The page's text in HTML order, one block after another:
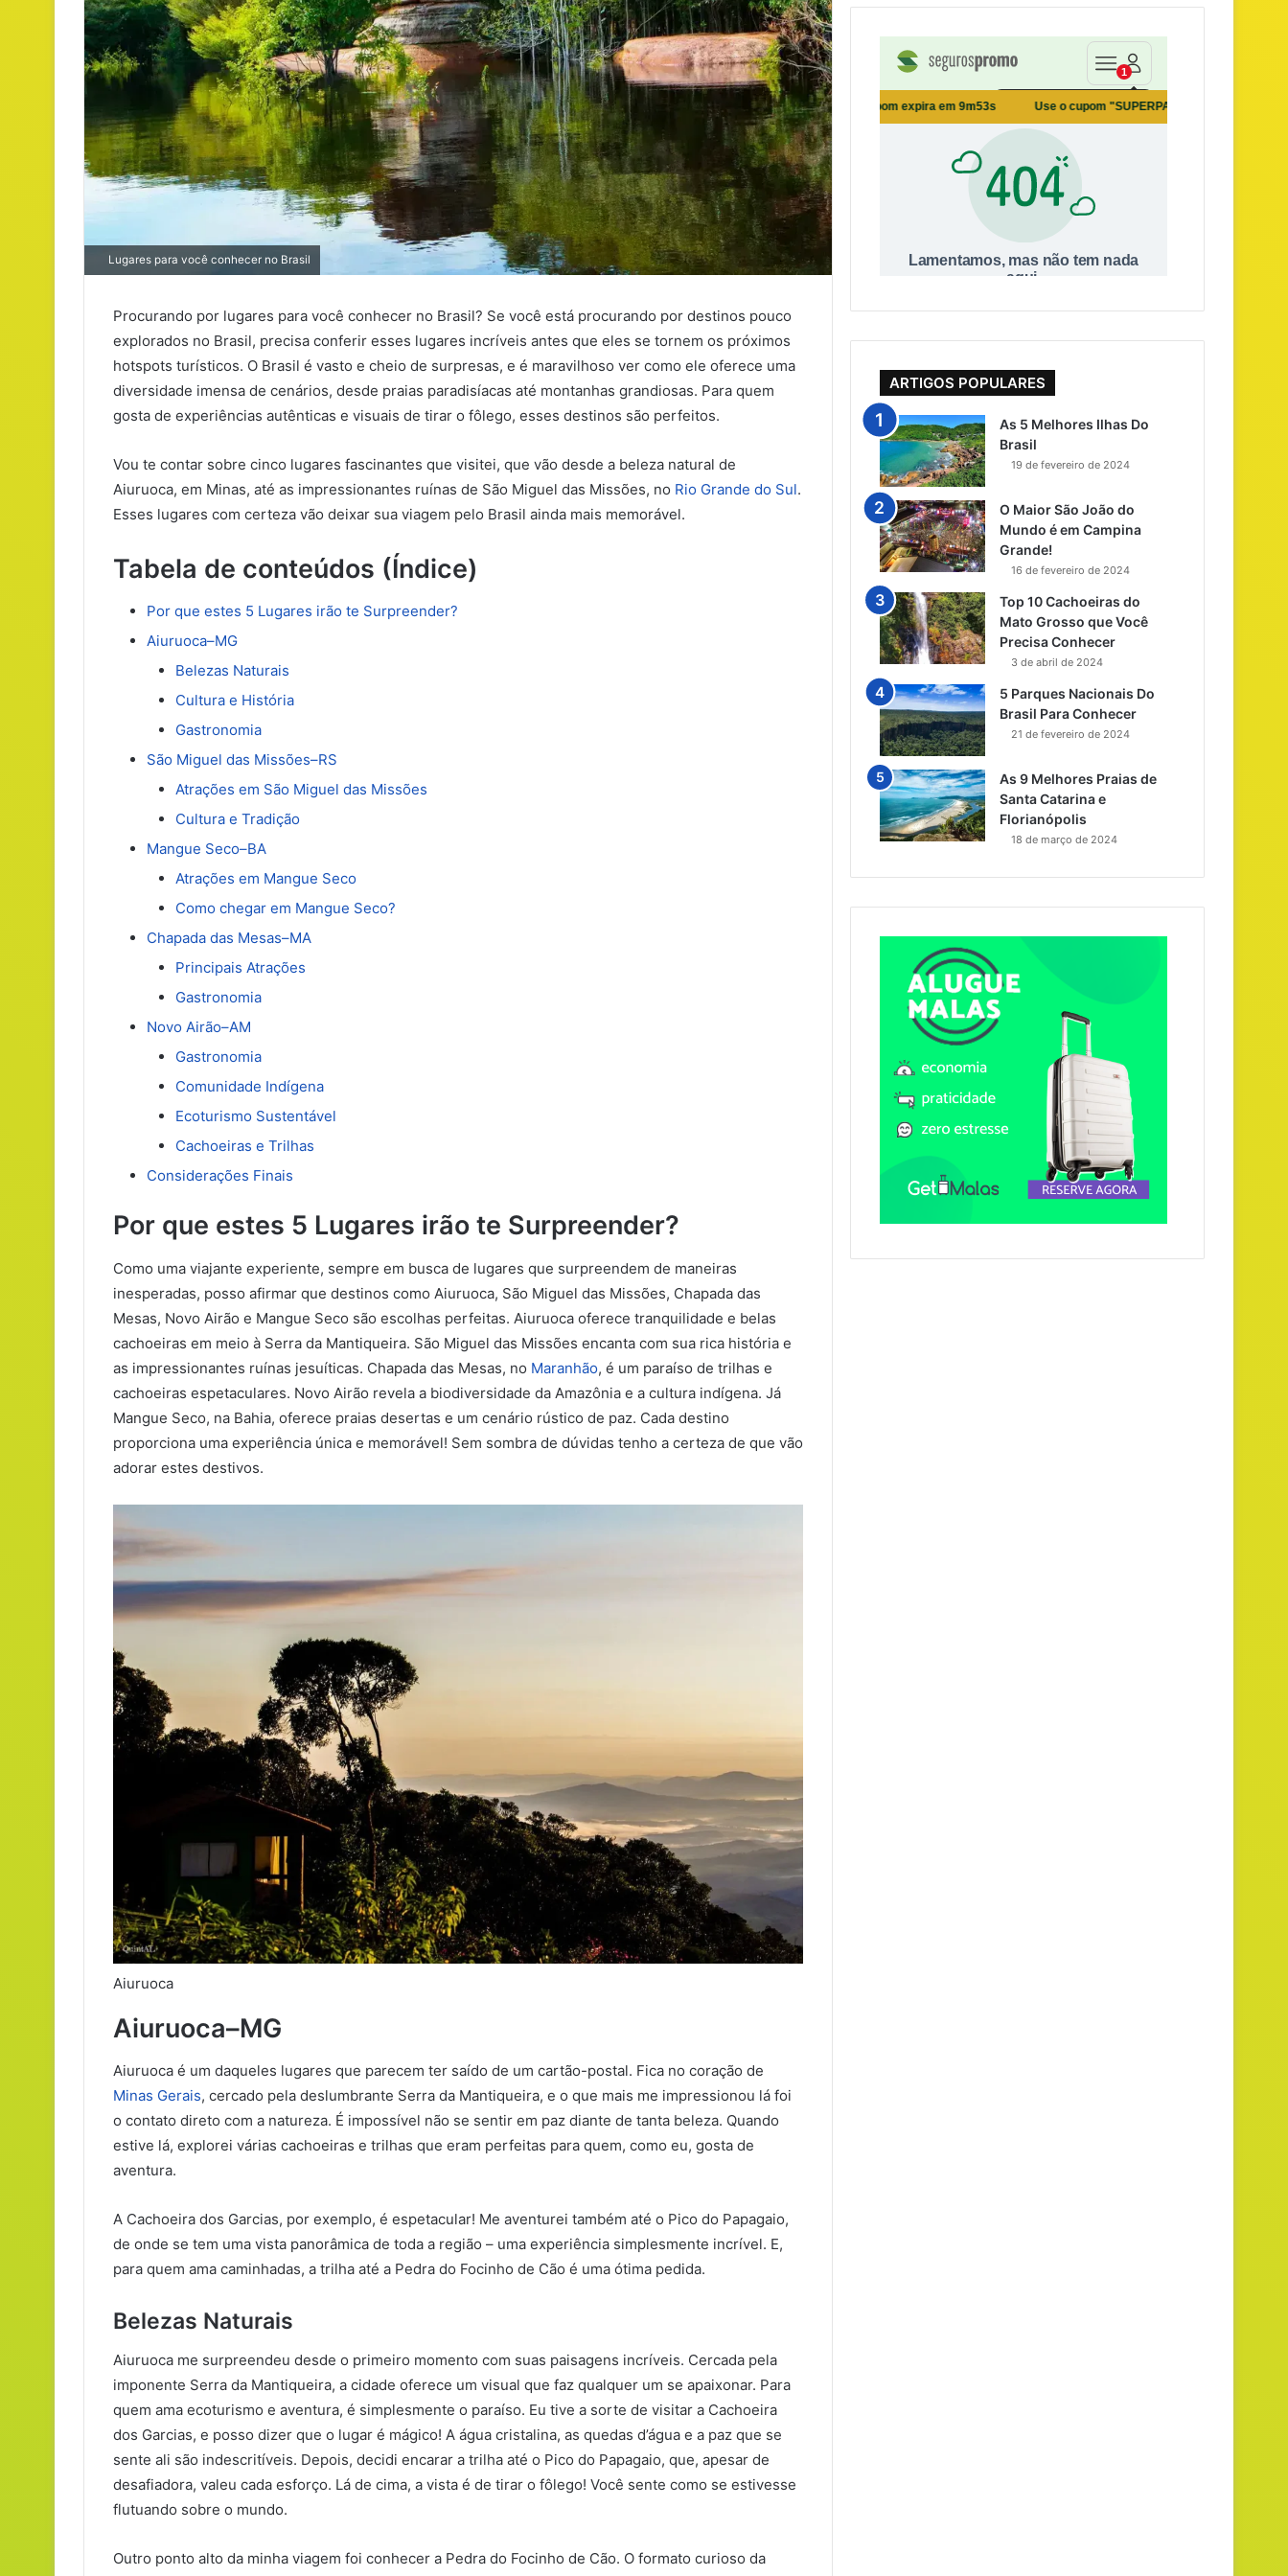
Lugares para você conhecer no Brasil
Procurando por lugares para você conhecer no Brasil? Se você está procurando por destinos pouco
explorados no Brasil, precisa conferir esses lugares incríveis antes que eles se tornem os próximos
hotspots turísticos. O Brasil é vasto e cheio de surpresas, e é maravilhoso ver como ele oferece uma
diversidade imensa de cenários, desde praias paradisíacas até montanhas grandiosas. Para quem
gosta de experiências autênticas e visuais de tirar o fôlego, esses destinos são perfeitos.
Vou te contar sobre cinco lugares fascinantes que visitei, que vão desde a beleza natural de
Aiuruoca, em Minas, até as impressionantes ruínas de São Miguel das Missões, no Rio Grande do Sul.
Esses lugares com certeza vão deixar sua viagem pelo Brasil ainda mais memorável.
Tabela de conteúdos (Índice)
Por que estes 5 Lugares irão te Surpreender?
Aiuruoca–MG
Belezas Naturais
Cultura e História
Gastronomia
São Miguel das Missões–RS
Atrações em São Miguel das Missões
Cultura e Tradição
Mangue Seco–BA
Atrações em Mangue Seco
Como chegar em Mangue Seco?
Chapada das Mesas–MA
Principais Atrações
Gastronomia
Novo Airão–AM
Gastronomia
Comunidade Indígena
Ecoturismo Sustentável
Cachoeiras e Trilhas
Considerações Finais
Por que estes 5 Lugares irão te Surpreender?
Como uma viajante experiente, sempre em busca de lugares que surpreendem de maneiras
inesperadas, posso afirmar que destinos como Aiuruoca, São Miguel das Missões, Chapada das
Mesas, Novo Airão e Mangue Seco são escolhas perfeitas. Aiuruoca oferece tranquilidade e belas
cachoeiras em meio à Serra da Mantiqueira. São Miguel das Missões encanta com sua rica história e
as impressionantes ruínas jesuíticas. Chapada das Mesas, no Maranhão, é um paraíso de trilhas e
cachoeiras espetaculares. Novo Airão revela a biodiversidade da Amazônia e a cultura indígena. Já
Mangue Seco, na Bahia, oferece praias desertas e um cenário rústico de paz. Cada destino
proporciona uma experiência única e memorável! Sem sombra de dúvidas tenho a certeza de que vão
adorar estes destivos.
Aiuruoca
Aiuruoca–MG
Aiuruoca é um daqueles lugares que parecem ter saído de um cartão-postal. Fica no coração de
Minas Gerais, cercado pela deslumbrante Serra da Mantiqueira, e o que mais me impressionou lá foi
o contato direto com a natureza. É impossível não se sentir em paz diante de tanta beleza. Quando
estive lá, explorei várias cachoeiras e trilhas que eram perfeitas para quem, como eu, gosta de
aventura.
A Cachoeira dos Garcias, por exemplo, é espetacular! Me aventurei também até o Pico do Papagaio,
de onde se tem uma vista panorâmica de toda a região – uma experiência simplesmente incrível. E,
para quem ama caminhadas, a trilha até a Pedra do Focinho de Cão é uma ótima pedida.
Belezas Naturais
Aiuruoca me surpreendeu desde o primeiro momento com suas paisagens incríveis. Cercada pela
imponente Serra da Mantiqueira, a cidade oferece um visual que faz qualquer um se apaixonar. Para
quem ama ecoturismo e aventura, é simplesmente o paraíso. Eu tive a sorte de visitar a Cachoeira
dos Garcias, e posso dizer que o lugar é mágico! A água cristalina, as quedas d’água e a paz que se
sente ali são indescritíveis. Depois, decidi encarar a trilha até o Pico do Papagaio, que, apesar de
desafiadora, valeu cada esforço. Lá de cima, a vista é de tirar o fôlego! Você sente como se estivesse
flutuando sobre o mundo.
Outro ponto alto da minha viagem foi conhecer a Pedra do Focinho de Cão. O formato curioso da
ARTIGOS POPULARES
As 5 Melhores Ilhas Do
Brasil
19 de fevereiro de 2024
O Maior São João do
Mundo é em Campina
Grande!
16 de fevereiro de 2024
Top 10 Cachoeiras do
Mato Grosso que Você
Precisa Conhecer
3 de abril de 2024
5 Parques Nacionais Do
Brasil Para Conhecer
21 de fevereiro de 2024
As 9 Melhores Praias de
Santa Catarina e
Florianópolis
18 de março de 2024